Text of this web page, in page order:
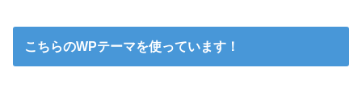
こちらのWPテーマを使っています！